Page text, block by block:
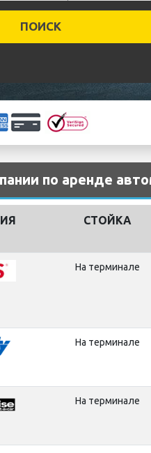
ПОИСК
по аренде
СТОЙКА
На терминале
На терминале
На терминале